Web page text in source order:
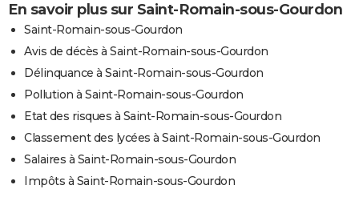
En savoir plus sur Saint-Romain-sous-Gourdon
Saint-Romain-sous-Gourdon
Avis de décès à Saint-Romain-sous-Gourdon
Délinquance à Saint-Romain-sous-Gourdon
Pollution à Saint-Romain-sous-Gourdon
Etat des risques à Saint-Romain-sous-Gourdon
Classement des lycées à Saint-Romain-sous-Gourdon
Salaires à Saint-Romain-sous-Gourdon
Impôts à Saint-Romain-sous-Gourdon